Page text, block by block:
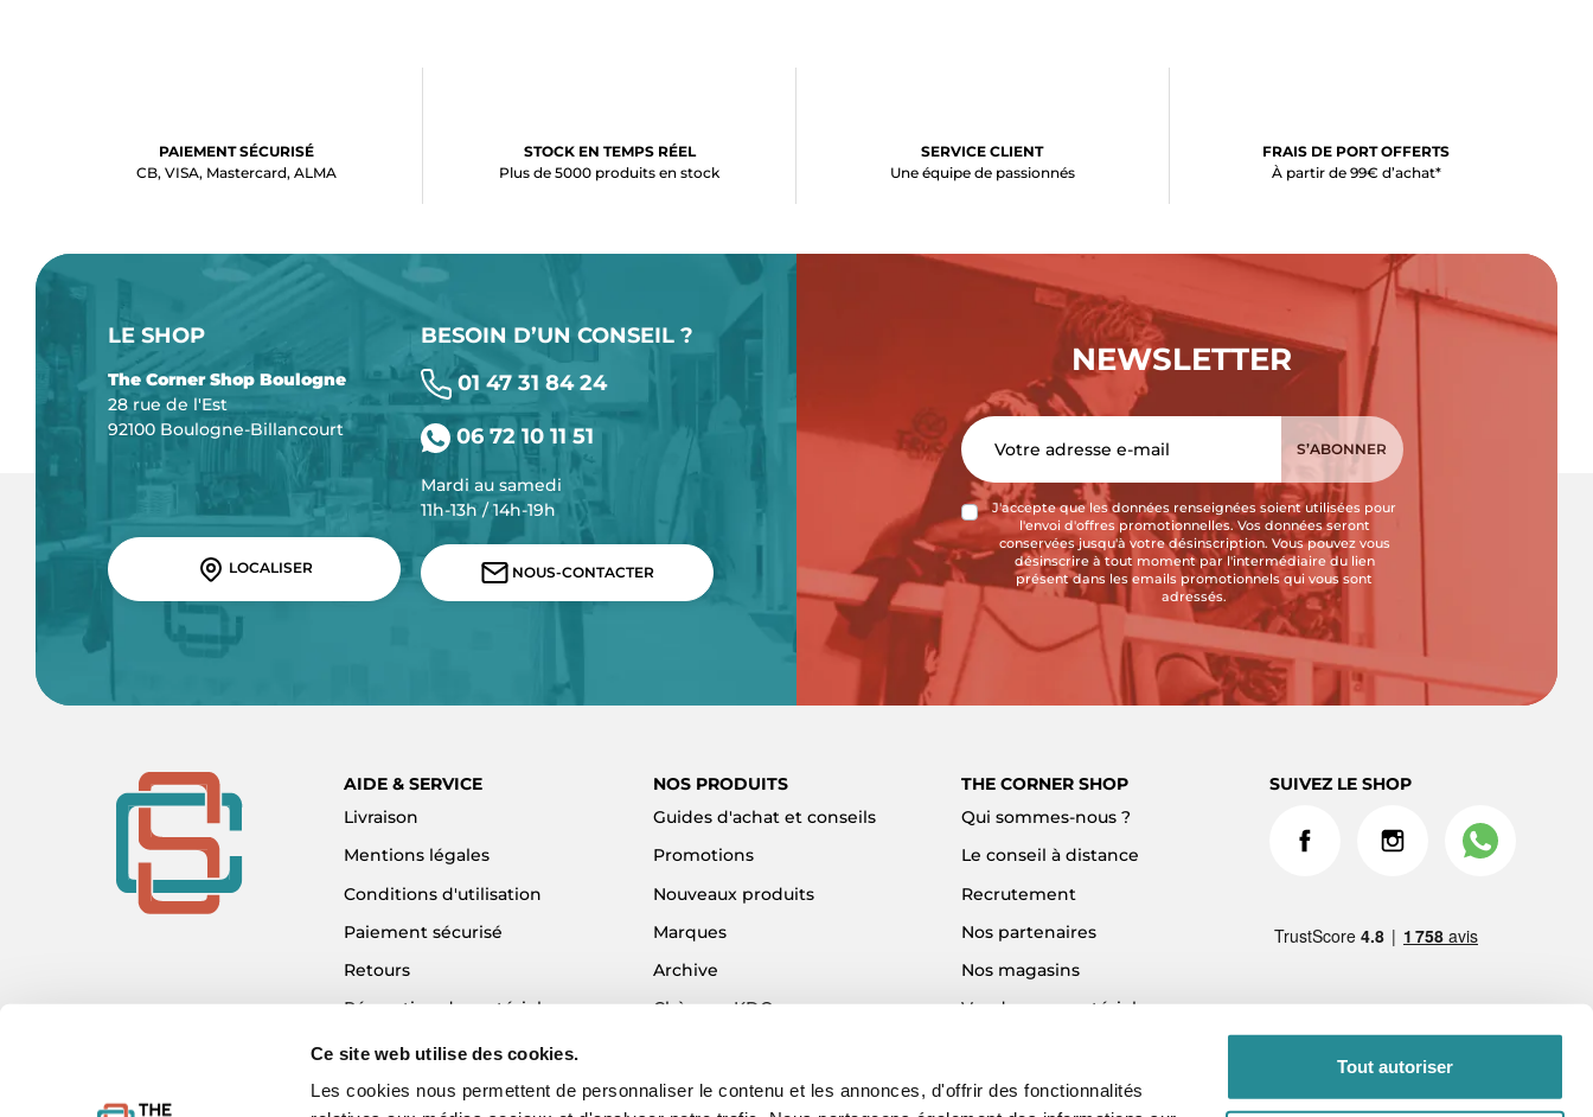
Ce site web utilise des cookies.
Les cookies nous permettent de personnaliser le contenu et les annonces, d'offrir des fonctionnalités
Tout autoriser
PAIEMENT SÉCURISÉ
CB, VISA, Mastercard, ALMA
STOCK EN TEMPS RÉEL
Plus de 5000 produits en stock
SERVICE CLIENT
Une équipe de passionnés
FRAIS DE PORT OFFERTS
À partir de 99€ d’achat*
LE SHOP
The Corner Shop Boulogne
28 rue de l'Est
92100 Boulogne-Billancourt
LOCALISER
BESOIN D’UN CONSEIL ?
01 47 31 84 24
06 72 10 11 51
Mardi au samedi
11h-13h / 14h-19h
NOUS-CONTACTER
NEWSLETTER
J'accepte que les données renseignées soient utilisées pour
l'envoi d'offres promotionnelles. Vos données seront
conservées jusqu'à votre désinscription. Vous pouvez vous
désinscrire à tout moment par l'intermédiaire du lien
présent dans les emails promotionnels qui vous sont
adressés.
AIDE & SERVICE
Livraison
Mentions légales
Conditions d'utilisation
Paiement sécurisé
Retours
Réparation de matériel
Détaxe - Tax Refund
Garantie & SAV
NOS PRODUITS
Guides d'achat et conseils
Promotions
Nouveaux produits
Marques
Archive
Chèques KDO
THE CORNER SHOP
Qui sommes-nous ?
Le conseil à distance
Recrutement
Nos partenaires
Nos magasins
Vendre son matériel
Blog
SUIVEZ LE SHOP